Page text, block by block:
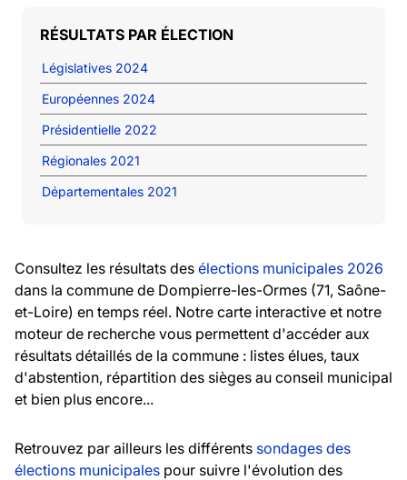
RÉSULTATS PAR ÉLECTION
Législatives 2024
Européennes 2024
Présidentielle 2022
Régionales 2021
Départementales 2021
Consultez les résultats des élections municipales 2026
dans la commune de Dompierre-les-Ormes (71, Saône-
et-Loire) en temps réel. Notre carte interactive et notre
moteur de recherche vous permettent d'accéder aux
résultats détaillés de la commune : listes élues, taux
d'abstention, répartition des sièges au conseil municipal
et bien plus encore...
Retrouvez par ailleurs les différents sondages des
élections municipales pour suivre l'évolution des